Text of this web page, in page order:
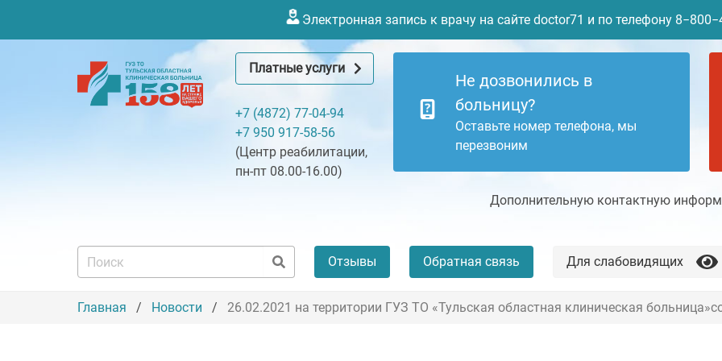
Электронная запись к врачу на сайте doctor71 и по телефону
Платные услуги
+7 (4872) 77-04-94
+7 950 917-58-56
(Центр реабилитации,
пн-пт 08.00-16.00)
Не дозвонились в
больницу?
Оставьте номер телефона, мы
перезвоним
Дополнительную контактную
Отзывы Обратная связь Для слабовидящих
Платные услуги
+7 (4872) 77-04-94
Главная Новости 26.02.2021 на территории ГУЗ ТО «Тульская областная клиническая